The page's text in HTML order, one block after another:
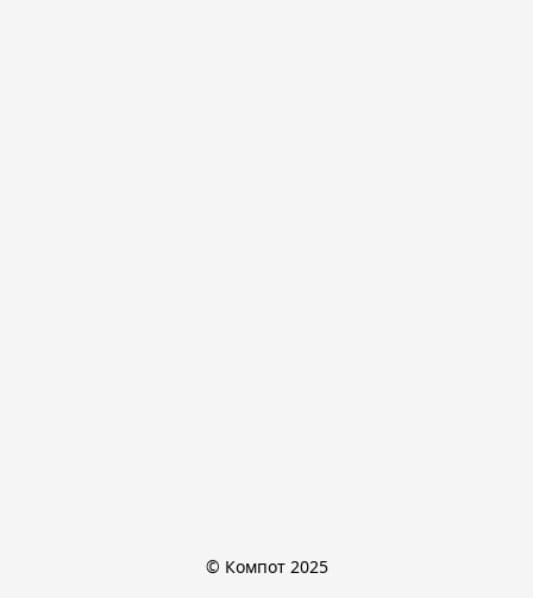
© Компот 2025